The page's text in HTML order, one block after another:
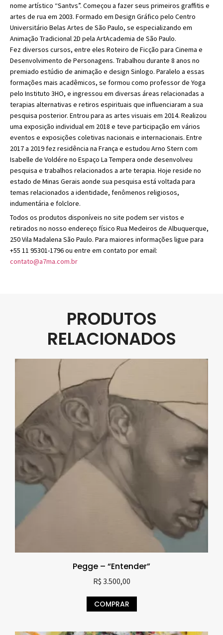
nome artístico “Santvs”. Começou a fazer seus primeiros graffitis e
artes de rua em 2003. Formado em Design Gráfico pelo Centro
Universitário Belas Artes de São Paulo, se especializando em
Animação Tradicional 2D pela ArtAcademia de São Paulo.
Fez diversos cursos, entre eles Roteiro de Ficção para Cinema e
Desenvolvimento de Personagens. Trabalhou durante 8 anos no
premiado estúdio de animação e design Sinlogo. Paralelo a essas
formações mais acadêmicos, se formou como professor de Yoga
pelo Instituto 3HO, e ingressou em diversas áreas relacionadas a
terapias alternativas e retiros espirituais que influenciaram a sua
pesquisa posterior. Entrou para as artes visuais em 2014. Realizou
uma exposição individual em 2018 e teve participação em vários
eventos e exposições coletivas nacionais e internacionais. Entre
2017 a 2019 fez residência na França e estudou Arno Stern com
Isabelle de Voldére no Espaço La Tempera onde desenvolveu
pesquisa e trabalhos relacionados a arte terapia. Hoje reside no
estado de Minas Gerais aonde sua pesquisa está voltada para
temas relacionados a identidade, fenômenos religiosos,
indumentária e folclore.
Todos os produtos disponíveis no site podem ser vistos e
retirados no nosso endereço físico Rua Medeiros de Albuquerque,
250 Vila Madalena São Paulo. Para maiores informações ligue para
+55 11 95301-1796 ou entre em contato por email:
contato@a7ma.com.br
PRODUTOS
RELACIONADOS
Pegge – “Entender”
R$ 3.500,00
COMPRAR